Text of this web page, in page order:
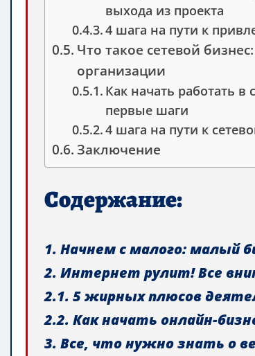
выхода из проекта
4 шага на пути к
Что такое сетевой
организации
Как начать работать в
первые шаги
4 шага на пути к
Заключение
Содержание:
1. Начнем с малого: малый
2. Интернет рулит! Все
2.1. 5 жирных плюсов
2.2. Как начать онлайн-
3. Все, что нужно знать о